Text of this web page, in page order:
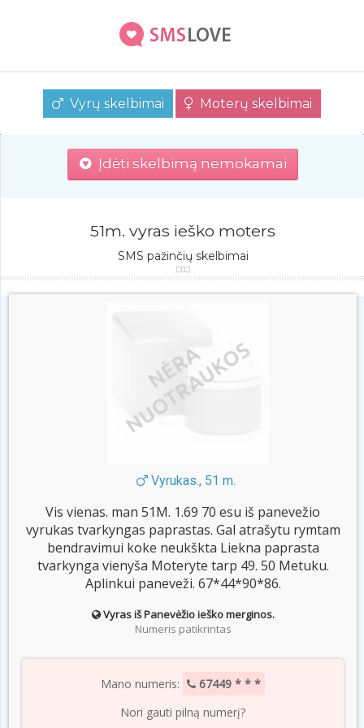
Vyrų skelbimai Moterų skelbimai
Įdėti skelbimą nemokamai
51m. vyras ieško moters
SMS pažinčių skelbimai
Vyrukas., 51 m.
Vis vienas. man 51M. 1.69 70 esu iš panevežio
vyrukas tvarkyngas paprastas. Gal atrašytu rymtam
bendravimui koke neukškta Liekna paprasta
tvarkynga vienyša Moteryte tarp 49. 50 Metuku.
Aplinkui paneveži. 67*44*90*86.
Vyras iš Panevėžio ieško merginos.
Numeris patikrintas
Mano numeris:
67449 * * *
Nori gauti pilną numerį?